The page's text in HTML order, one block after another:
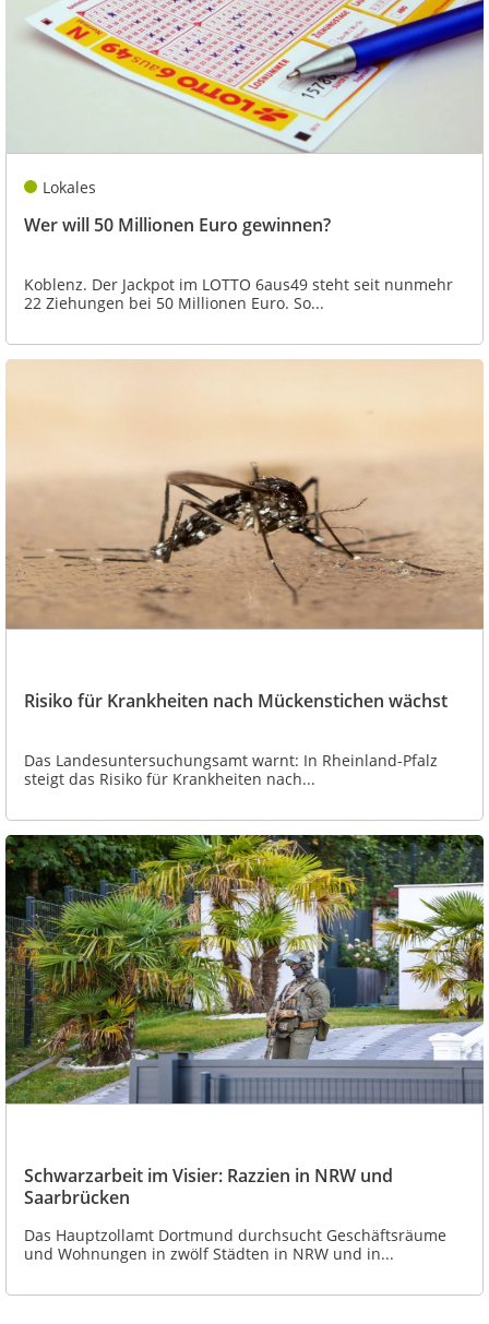
Lokales
Wer will 50 Millionen Euro gewinnen?
Koblenz. Der Jackpot im LOTTO 6aus49 steht seit nunmehr
22 Ziehungen bei 50 Millionen Euro. So...
Risiko für Krankheiten nach Mückenstichen wächst
Das Landesuntersuchungsamt warnt: In Rheinland-Pfalz
steigt das Risiko für Krankheiten nach...
Schwarzarbeit im Visier: Razzien in NRW und
Saarbrücken
Das Hauptzollamt Dortmund durchsucht Geschäftsräume
und Wohnungen in zwölf Städten in NRW und in...